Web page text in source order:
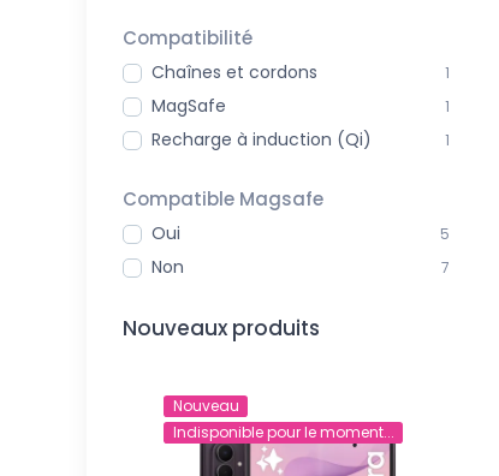
Compatibilité
Chaînes et cordons 1
MagSafe 1
Recharge à induction (Qi) 1
Compatible Magsafe
Oui 5
Non 7
Nouveaux produits
Nouveau
Indisponible pour le moment...